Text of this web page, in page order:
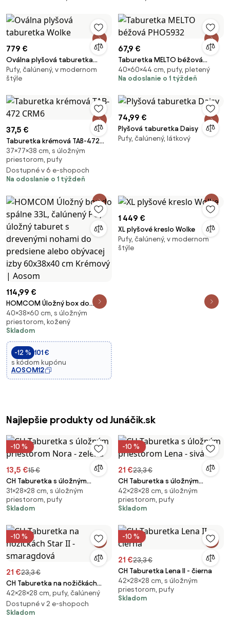
779 €
Oválna plyšová taburetka
Wolke
Pufy, čalúnený, v modernom
štýle
67,9 €
Taburetka MELTO béžová
PHO5932
40×60×44 cm, pufy, pletený
Na odoslanie o 1 týždeň
37,5 €
Taburetka krémová TAB-472
CRM6
37×77×38 cm, s úložným
priestorom, pufy
Dostupné v 6 e-shopoch
Na odoslanie o 1 týždeň
74,99 €
Plyšová taburetka Daisy
Pufy, čalúnený, látkový
114,99 €
HOMCOM Úložný box do
spálne 33L, čalúnený PU, úložný
taburet s drevenými nohami do
predsiene alebo obývacej izby
60x38x40 cm Krémový | Aosom
40×38×60 cm, s úložným
priestorom, kožený
Skladom
-12 % 101 €
s kódom kupónu
AOSOM12
1 449 €
XL plyšové kreslo Wolke
Pufy, čalúnený, v modernom
štýle
Najlepšie produkty od Junáčik.sk
-10 %
13,5 €15 €
CH Taburetka s úložným
priestorom Nora - zelená
31×28×28 cm, s úložným
priestorom, pufy
Skladom
-10 %
21 €23,3 €
CH Taburetka s úložným
priestorom Lena - sivá
42×28×28 cm, s úložným
priestorom, pufy
Skladom
-10 %
21 €23,3 €
CH Taburetka na nožičkách
Star II - smaragdová
42×28×28 cm, pufy, čalúnený
Dostupné v 2 e-shopoch
Skladom
-10 %
21 €23,3 €
CH Taburetka Lena II - čierna
42×28×28 cm, s úložným
priestorom, pufy
Skladom